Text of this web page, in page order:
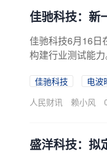
佳驰科技：新
佳驰科技6月16日
构建行业测试能力
佳驰科技 电波
人民财讯
赖小风
盛洋科技：拟